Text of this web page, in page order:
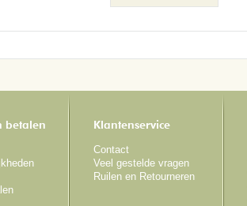
betalen Klantenservice
Contact
Veel gestelde vragen
Ruilen en Retourneren